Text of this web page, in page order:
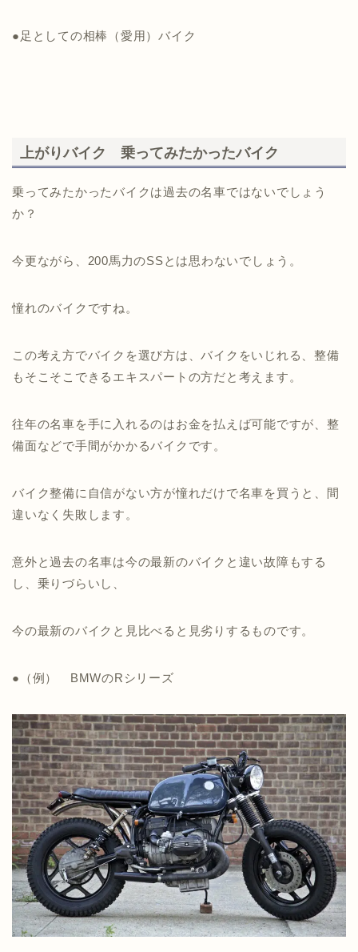
●足としての相棒（愛用）バイク
上がりバイク 乗ってみたかったバイク
乗ってみたかったバイクは過去の名車ではないでしょう
か？
今更ながら、200馬力のSSとは思わないでしょう。
憧れのバイクですね。
この考え方でバイクを選び方は、バイクをいじれる、整備
もそこそこできるエキスパートの方だと考えます。
往年の名車を手に入れるのはお金を払えば可能ですが、整
備面などで手間がかかるバイクです。
バイク整備に自信がない方が憧れだけで名車を買うと、間
違いなく失敗します。
意外と過去の名車は今の最新のバイクと違い故障もする
し、乗りづらいし、
今の最新のバイクと見比べると見劣りするものです。
●（例） BMWのRシリーズ